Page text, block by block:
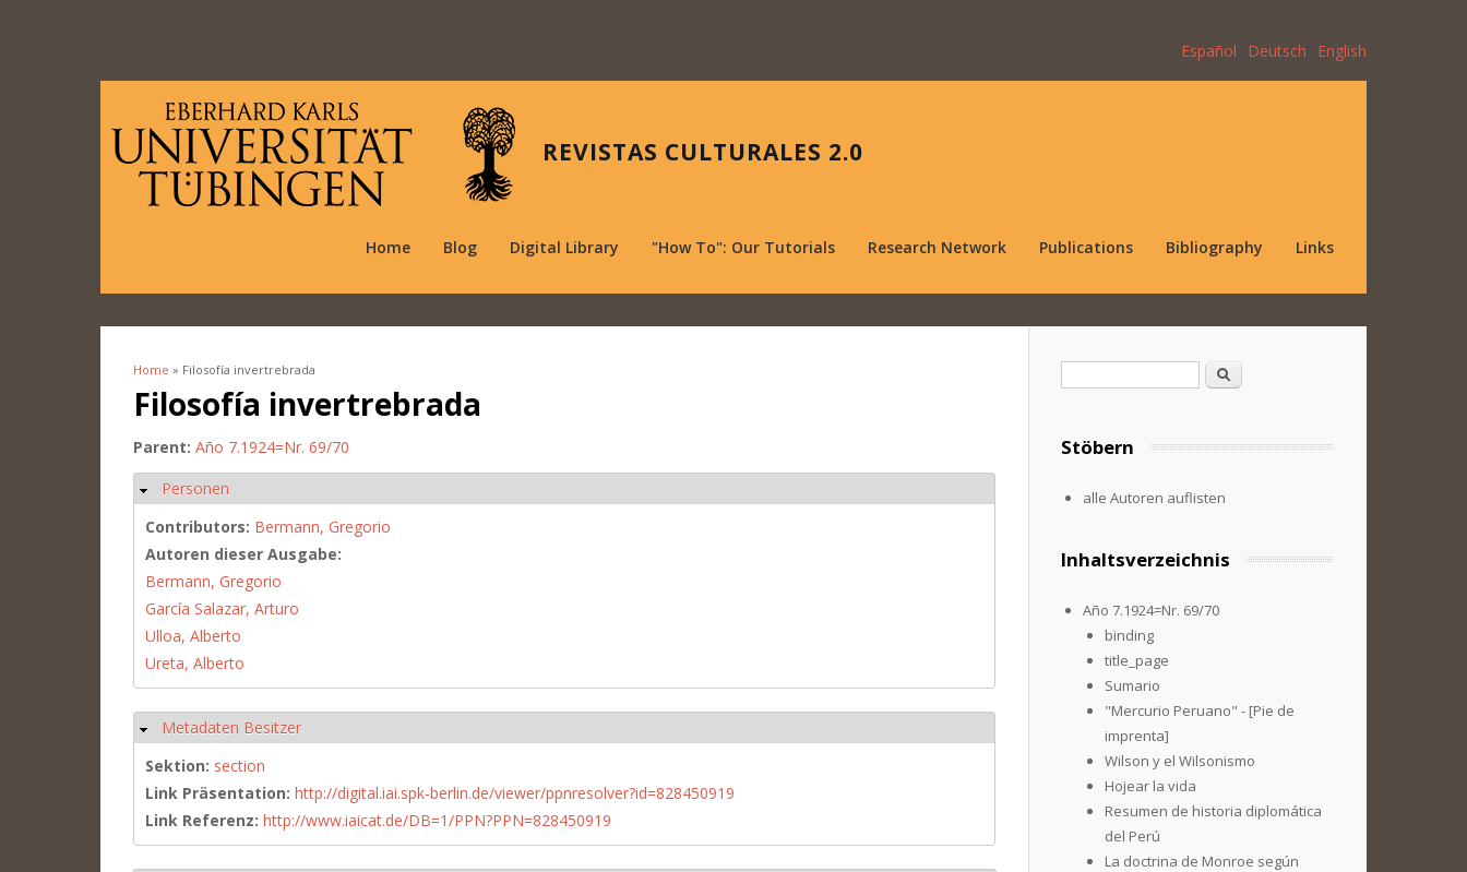
Español Deutsch English
REVISTAS CULTURALES 2.0
Home Blog Digital Library "How To": Our Tutorials Research Network Publications Bibliography Links
You are here
Home » Filosofía invertrebrada
Filosofía invertrebrada
Parent: Año 7.1924=Nr. 69/70
Hide
Personen
Contributors: Bermann, Gregorio
Autoren dieser Ausgabe:
Bermann, Gregorio
García Salazar, Arturo
Ulloa, Alberto
Ureta, Alberto
Hide
Metadaten Besitzer
Sektion: section
Link Präsentation: http://digital.iai.spk-berlin.de/viewer/ppnresolver?id=828450919
Link Referenz: http://www.iaicat.de/DB=1/PPN?PPN=828450919
Search
Stöbern
alle Autoren auflisten
Inhaltsverzeichnis
Año 7.1924=Nr. 69/70
binding
title_page
Sumario
"Mercurio Peruano" - [Pie de
imprenta]
Wilson y el Wilsonismo
Hojear la vida
Resumen de historia diplomática
del Perú
La doctrina de Monroe según